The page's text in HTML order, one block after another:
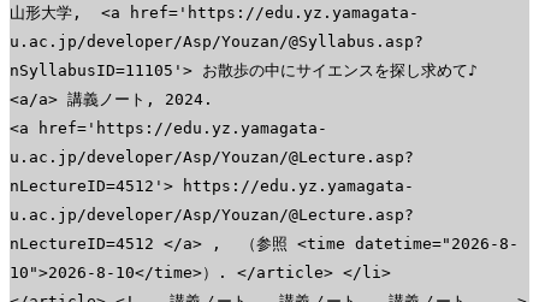
山形大学, <a href='https://edu.yz.yamagata-
u.ac.jp/developer/Asp/Youzan/@Syllabus.asp?
nSyllabusID=11105'> お散歩の中にサイエンスを探し求めて♪
<a/a> 講義ノート, 2024.
<a href='https://edu.yz.yamagata-
u.ac.jp/developer/Asp/Youzan/@Lecture.asp?
nLectureID=4512'> https://edu.yz.yamagata-
u.ac.jp/developer/Asp/Youzan/@Lecture.asp?
nLectureID=4512 </a> , （参照 <time datetime="2026-8-
10">2026-8-10</time>）. </article> </li>